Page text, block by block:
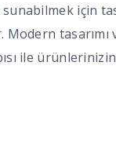
için
ile